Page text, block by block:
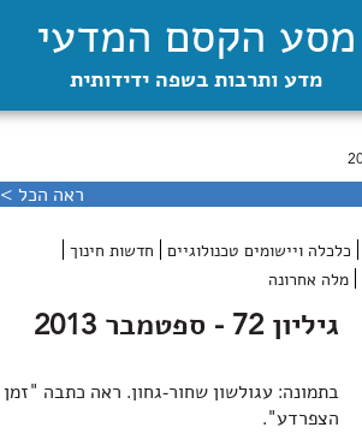
מסע הקסם המדעי
מדע ותרבות בשפה ידידותית
ראה הכל >
כלכלה ויישומים טכנולוגיים
חדשות חינוך
מלה אחרונה
גיליון 72 - ספטמבר 2013
בתמונה: עגולשון שחור-גחון. ראה כתבה "זמן
הצפרדע".